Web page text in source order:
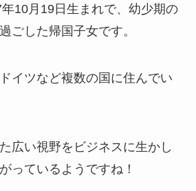
10月19日生まれで、幼少期の
ごした帰国子女です。
イツなど複数の国に住んでい
広い視野をビジネスに生かし
っているようですね！